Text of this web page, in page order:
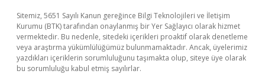
Sitemiz, 5651 Sayılı Kanun gereğince Bilgi Teknolojileri ve İletişim
Kurumu (BTK) tarafından onaylanmış bir Yer Sağlayıcı olarak hizmet
vermektedir. Bu nedenle, sitedeki içerikleri proaktif olarak denetleme
veya araştırma yükümlülüğümüz bulunmamaktadır. Ancak, üyelerimiz
yazdıkları içeriklerin sorumluluğunu taşımakta olup, siteye üye olarak
bu sorumluluğu kabul etmiş sayılırlar.